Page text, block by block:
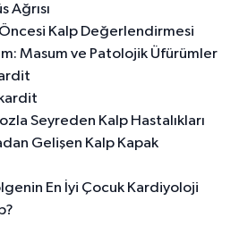
Ağrısı
Kalp Değerlendirmesi
Masum ve Patolojik Üfürümler
Seyreden Kalp Hastalıkları
Gelişen Kalp Kapak
En İyi Çocuk Kardiyoloji